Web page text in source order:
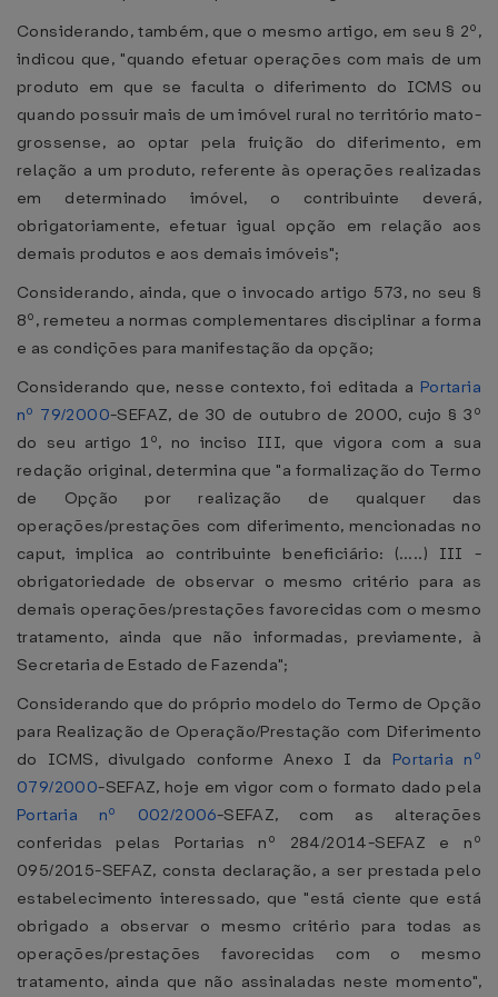
Considerando, também, que o mesmo artigo, em seu § 2º,
indicou que, "quando efetuar operações com mais de um
produto em que se faculta o diferimento do ICMS ou
quando possuir mais de um imóvel rural no território mato-
grossense, ao optar pela fruição do diferimento, em
relação a um produto, referente às operações realizadas
em determinado imóvel, o contribuinte deverá,
obrigatoriamente, efetuar igual opção em relação aos
demais produtos e aos demais imóveis";
Considerando, ainda, que o invocado artigo 573, no seu §
8º, remeteu a normas complementares disciplinar a forma
e as condições para manifestação da opção;
Considerando que, nesse contexto, foi editada a Portaria
nº 79/2000-SEFAZ, de 30 de outubro de 2000, cujo § 3º
do seu artigo 1º, no inciso III, que vigora com a sua
redação original, determina que "a formalização do Termo
de Opção por realização de qualquer das
operações/prestações com diferimento, mencionadas no
caput, implica ao contribuinte beneficiário: (.....) III -
obrigatoriedade de observar o mesmo critério para as
demais operações/prestações favorecidas com o mesmo
tratamento, ainda que não informadas, previamente, à
Secretaria de Estado de Fazenda";
Considerando que do próprio modelo do Termo de Opção
para Realização de Operação/Prestação com Diferimento
do ICMS, divulgado conforme Anexo I da Portaria nº
079/2000-SEFAZ, hoje em vigor com o formato dado pela
Portaria nº 002/2006-SEFAZ, com as alterações
conferidas pelas Portarias nº 284/2014-SEFAZ e nº
095/2015-SEFAZ, consta declaração, a ser prestada pelo
estabelecimento interessado, que "está ciente que está
obrigado a observar o mesmo critério para todas as
operações/prestações favorecidas com o mesmo
tratamento, ainda que não assinaladas neste momento",